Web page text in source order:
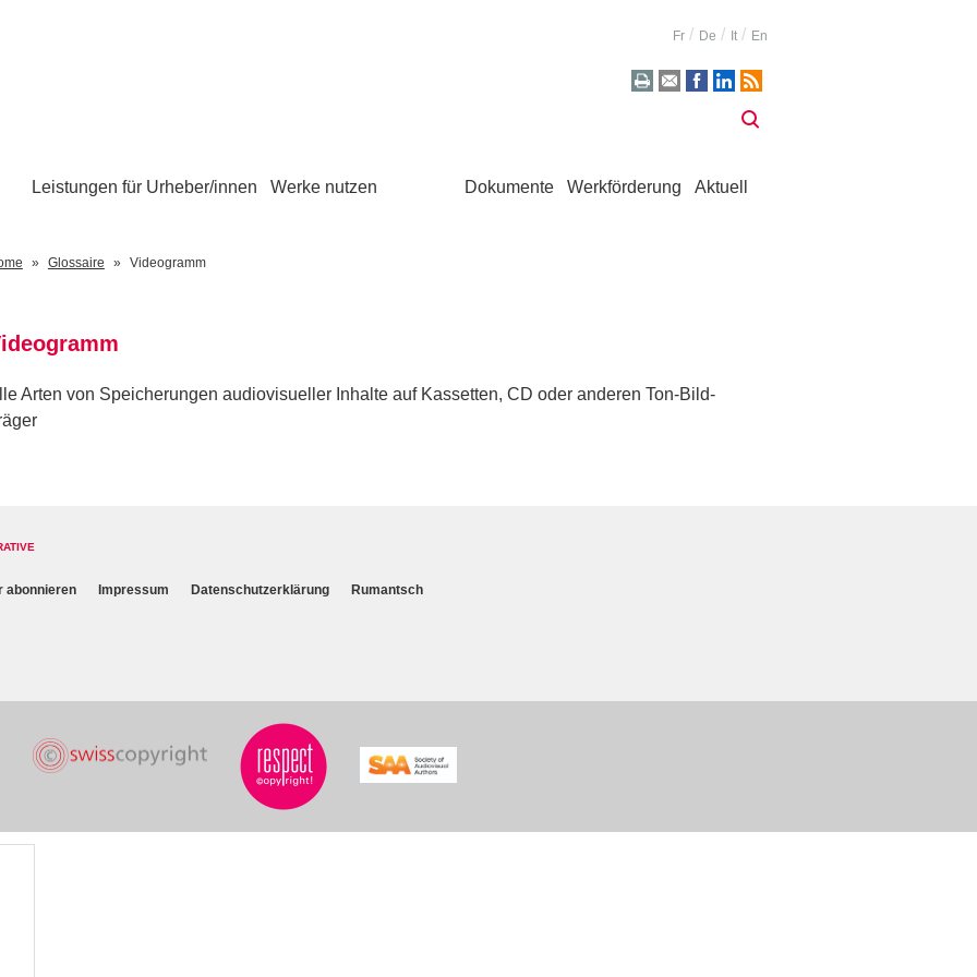
Fr De It En
Leistungen für Urheber/innen Werke nutzen Dokumente Werkförderung Aktuell
Glossaire Videogramm
Arten von Speicherungen audiovisueller Inhalte auf Kassetten, CD oder anderen Ton-Bild-
abonnieren Impressum Datenschutzerklärung Rumantsch